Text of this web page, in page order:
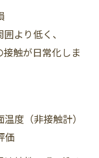
より低く、
触が日常化しま
度（非接触計）
価